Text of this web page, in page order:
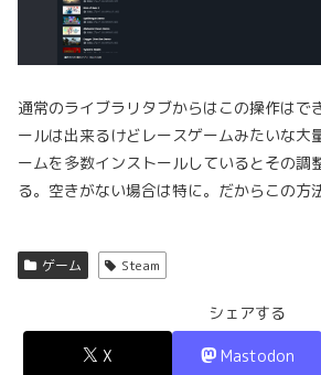
通常のライブラリタブからはこの操作はで
ールは出来るけどレースゲームみたいな大
ームを多数インストールしているとその調
る。空きがない場合は特に。だからこの方
ゲーム Steam
シェアする
X Mastodon